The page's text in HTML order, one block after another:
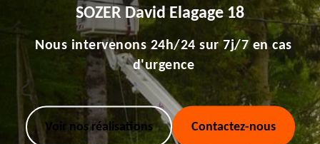
SOZER David Elagage 18
Nous intervenons 24h/24 sur 7j/7 en cas
d'urgence
Voir nos réalisations Contactez-nous